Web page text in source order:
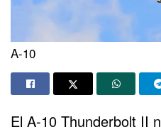
A-10
El A-10 Thunderbolt II